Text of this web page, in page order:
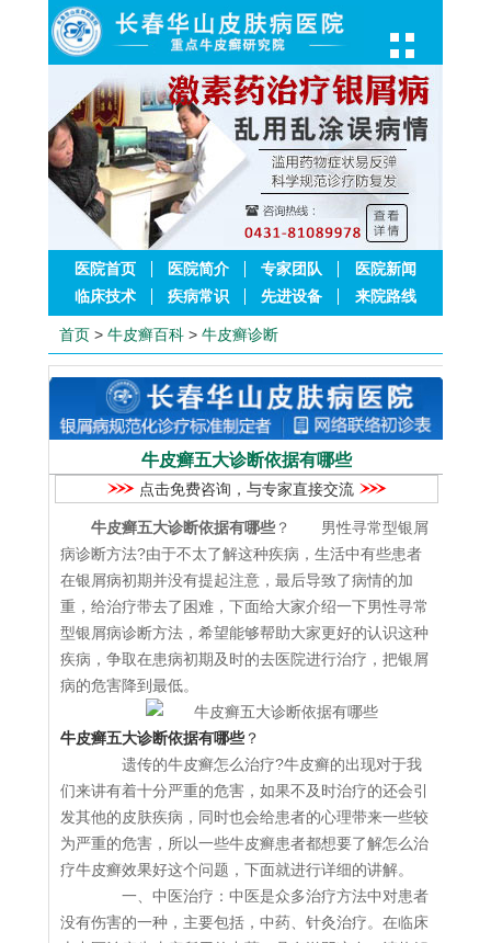
医院首页 医院简介 专家团队
医院新闻
临床技术
疾病常识 先进设备 来院路线
首页 > 牛皮癣百科 > 牛皮癣诊断
牛皮癣五大诊断依据有哪些
点击免费咨询，与专家直接交流
牛皮癣五大诊断依据有哪些 ？ 男性寻常型银屑
病诊断方法?由于不太了解这种疾病，生活中有些患者
在银屑病初期并没有提起注意，最后导致了病情的加
重，给治疗带去了困难，下面给大家介绍一下男性寻常
型银屑病诊断方法，希望能够帮助大家更好的认识这种
疾病，争取在患病初期及时的去医院进行治疗，把银屑
病的危害降到最低。
牛皮癣五大诊断依据有哪些？
遗传的牛皮癣怎么治疗?牛皮癣的出现对于我
们来讲有着十分严重的危害，如果不及时治疗的还会引
发其他的皮肤疾病，同时也会给患者的心理带来一些较
为严重的危害，所以一些牛皮癣患者都想要了解怎么治
疗牛皮癣效果好这个问题，下面就进行详细的讲解。
一、中医治疗：中医是众多治疗方法中对患者
没有伤害的一种，主要包括，中药、针灸治疗。在临床